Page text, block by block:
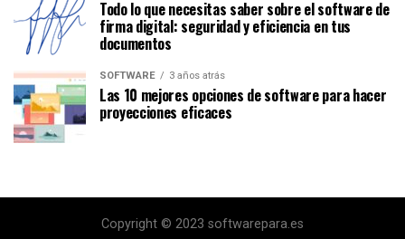
Todo lo que necesitas saber sobre el software de
firma digital: seguridad y eficiencia en tus
documentos
SOFTWARE 3 años atrás
Las 10 mejores opciones de software para hacer
proyecciones eficaces
Copyright © 2023 softwarepara.es